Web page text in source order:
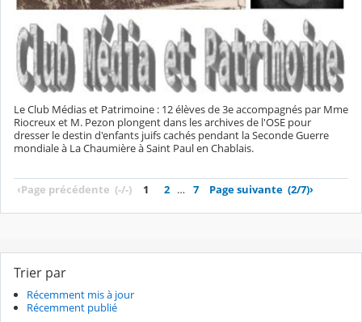
Le Club Médias et Patrimoine : 12 élèves de 3e accompagnés par Mme
Riocreux et M. Pezon plongent dans les archives de l'OSE pour
dresser le destin d'enfants juifs cachés pendant la Seconde Guerre
mondiale à La Chaumière à Saint Paul en Chablais.
‹Page précédente (-/-) 1 2 … 7 Page suivante (2/7)›
Trier par
Récemment mis à jour
Récemment publié